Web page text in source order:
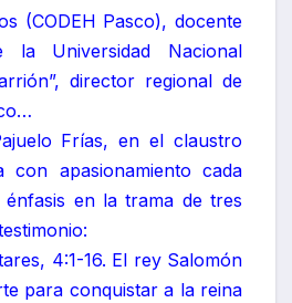
(CODEH Pasco), docente
Universidad Nacional
director regional de
Frías, en el claustro
con apasionamiento cada
en la trama de tres
4:1-16. El rey Salomón
para conquistar a la reina